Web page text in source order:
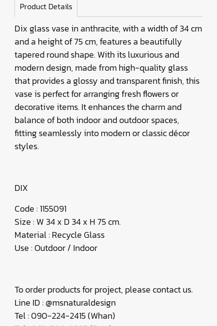
Product Details
Dix glass vase in anthracite, with a width of 34 cm
and a height of 75 cm, features a beautifully
tapered round shape. With its luxurious and
modern design, made from high-quality glass
that provides a glossy and transparent finish, this
vase is perfect for arranging fresh flowers or
decorative items. It enhances the charm and
balance of both indoor and outdoor spaces,
fitting seamlessly into modern or classic décor
styles.
DIX
Code : 1155091
Size : W 34 x D 34 x H 75 cm.
Material : Recycle Glass
Use : Outdoor / Indoor
To order products for project, please contact us.
Line ID : @msnaturaldesign
Tel : 090-224-2415 (Whan)